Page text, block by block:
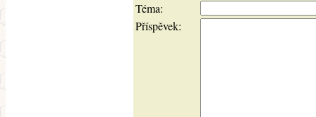
Téma:
Příspěvek: